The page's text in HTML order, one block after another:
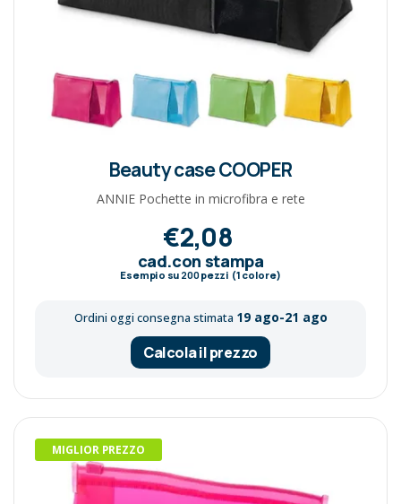
Beauty case COOPER
ANNIE Pochette in microfibra e rete
€2,08
cad.con stampa
Esempio su 200pezzi (1 colore)
Ordini oggi consegna stimata 19 ago-21 ago
Calcola il prezzo
MIGLIOR PREZZO